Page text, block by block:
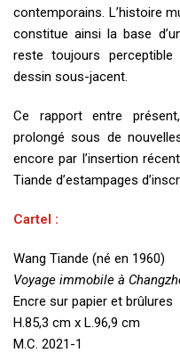
contemporains. L’histoire
constitue ainsi la base
reste toujours
dessin sous-jacent.
Ce rapport entre
prolongé sous de
encore par l’insertion
Tiande d’estampages
Cartel :
Wang Tiande (né en 1960)
Voyage immobile à
Encre sur papier et brûlures
H.85,3 cm x L.96,9 cm
M.C. 2021-1